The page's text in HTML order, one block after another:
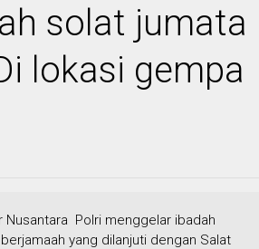
solat jumata
lokasi gempa
Nusantara Polri menggelar ibadah
yang dilanjuti dengan Salat